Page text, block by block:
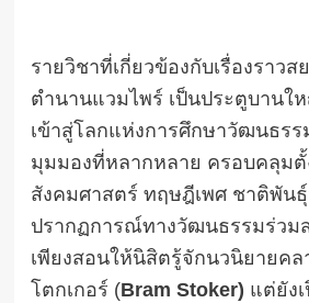
รายวิชาที่เกี่ยวข้องกับเรื่องราว
ตำนานแวมไพร์ เป็นประตูบานใ
เข้าสู่โลกแห่งการศึกษาวัฒนธรร
มุมมองที่หลากหลาย ครอบคลุม
สังคมศาสตร์ ทฤษฎีเพศ ชาติพัน
ปรากฏการณ์ทางวัฒนธรรมร่วม
เพียงสอนให้นิสิตรู้จักนวนิยายค
โตกเกอร์ (Bram Stoker) แต่ยัง